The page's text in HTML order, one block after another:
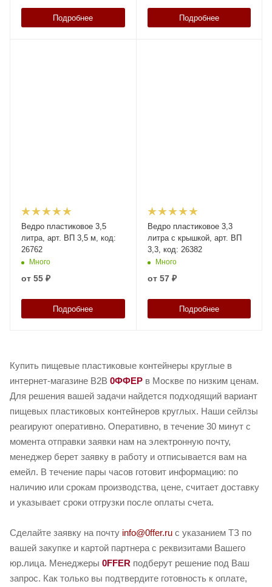
Подробнее Подробнее
Ведро пластиковое 3,5
литра, арт. ВП 3,5 м, код:
26762
Много
от 55 ₽
Подробнее
Ведро пластиковое 3,3
литра с крышкой, арт. ВП
3,3, код: 26382
Много
от 57 ₽
Подробнее
Купить пищевые пластиковые контейнеры круглые в
интернет-магазине B2B 0ФФЕР в Москве по низким ценам.
Для решения вашей задачи найдется подходящий вариант
пищевых пластиковых контейнеров круглых. Наши сейлзы
реагируют оперативно. Оперативно, в течение 30 минут с
момента отправки заявки нам на электронную почту,
менеджер берет заявку в работу и отписывается вам на
емейл. В течение пары часов готовит информацию: по
наличию или срокам производства, цене, считает доставку
и указывает сроки отгрузки после оплаты счета.
Сделайте заявку на почту info@0ffer.ru с указанием ТЗ по
вашей закупке и картой партнера с реквизитами Вашего
юр.лица. Менеджеры 0FFER подберут решение под Ваш
запрос. Как только вы подтвердите готовность к оплате,